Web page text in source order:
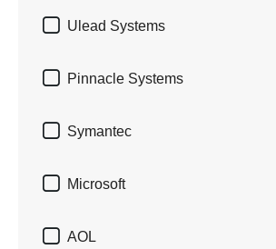
 Ulead Systems
 Pinnacle Systems
 Symantec
 Microsoft
 AOL